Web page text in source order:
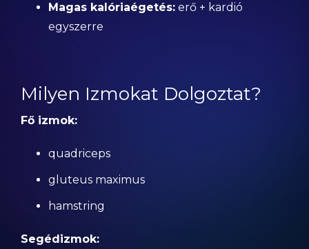
Magas kalóriaégetés: erő + kardió
egyszerre
Milyen Izmokat Dolgoztat?
Fő izmok:
quadriceps
gluteus maximus
hamstring
Segédizmok: